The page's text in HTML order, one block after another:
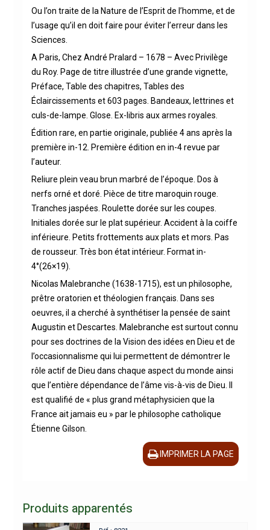
Ou l’on traite de la Nature de l’Esprit de l’homme, et de
l’usage qu’il en doit faire pour éviter l’erreur dans les
Sciences.
A Paris, Chez André Pralard – 1678 – Avec Privilège
du Roy. Page de titre illustrée d’une grande vignette,
Préface, Table des chapitres, Tables des
Éclaircissements et 603 pages. Bandeaux, lettrines et
culs-de-lampe. Glose. Ex-libris aux armes royales.
Édition rare, en partie originale, publiée 4 ans après la
première in-12. Première édition en in-4 revue par
l’auteur.
Reliure plein veau brun marbré de l’époque. Dos à
nerfs orné et doré. Pièce de titre maroquin rouge.
Tranches jaspées. Roulette dorée sur les coupes.
Initiales dorée sur le plat supérieur. Accident à la coiffe
inférieure. Petits frottements aux plats et mors. Pas
de rousseur. Très bon état intérieur. Format in-
4°(26×19).
Nicolas Malebranche (1638-1715), est un philosophe,
prêtre oratorien et théologien français. Dans ses
oeuvres, il a cherché à synthétiser la pensée de saint
Augustin et Descartes. Malebranche est surtout connu
pour ses doctrines de la Vision des idées en Dieu et de
l’occasionnalisme qui lui permettent de démontrer le
rôle actif de Dieu dans chaque aspect du monde ainsi
que l’entière dépendance de l’âme vis-à-vis de Dieu. Il
est qualifié de « plus grand métaphysicien que la
France ait jamais eu » par le philosophe catholique
Étienne Gilson.
IMPRIMER LA PAGE
Produits apparentés